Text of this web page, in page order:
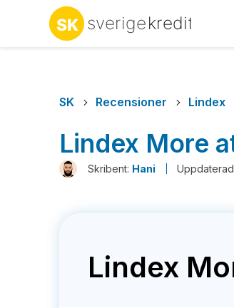
SK Recensioner Lindex
Lindex More
Skribent: Hani
Lindex